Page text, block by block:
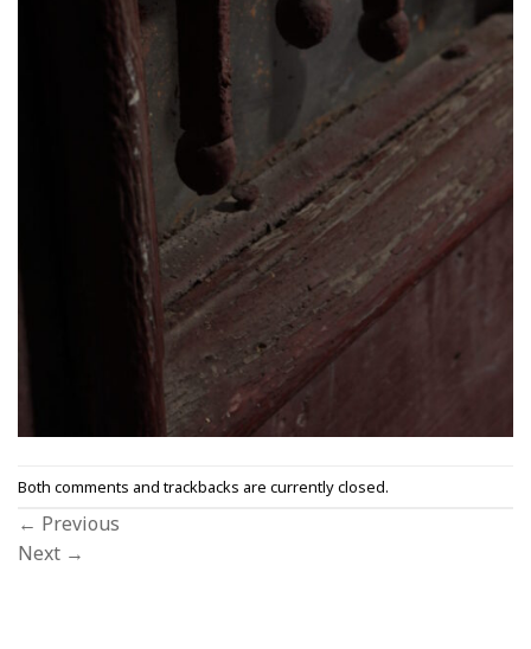
Both comments and trackbacks are currently closed.
← Previous
Next →